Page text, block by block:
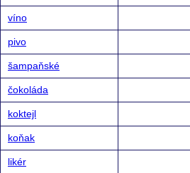
víno
pivo
šampaňské
čokoláda
koktejl
koňak
likér